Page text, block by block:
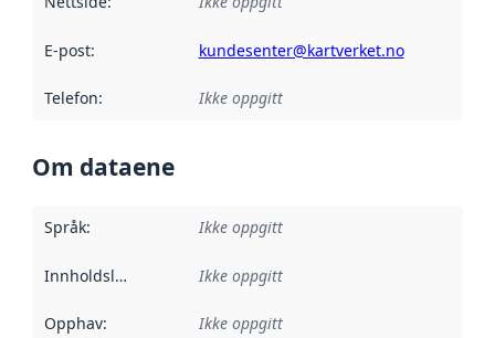
E-post: kundesenter@kartverket.no
Telefon: Ikke oppgitt
Om dataene
Språk: Ikke oppgitt
Innholdsleverandører :
Ikke oppgitt
Opphav: Ikke oppgitt